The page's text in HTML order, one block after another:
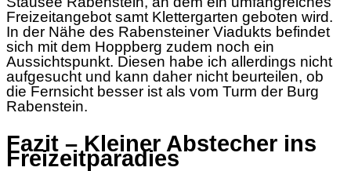
Freizeitangebot samt Klettergarten geboten wird.
In der Nähe des Rabensteiner Viadukts befindet
sich mit dem Hoppberg zudem noch ein
Aussichtspunkt. Diesen habe ich allerdings nicht
aufgesucht und kann daher nicht beurteilen, ob
die Fernsicht besser ist als vom Turm der Burg
Rabenstein.
Fazit – Kleiner Abstecher ins
Freizeitparadies